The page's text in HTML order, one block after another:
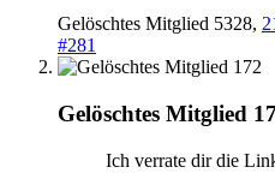
Gelöschtes Mitglied 5328,
#281
Gelöschtes Mitglied
Ich verrate dir die